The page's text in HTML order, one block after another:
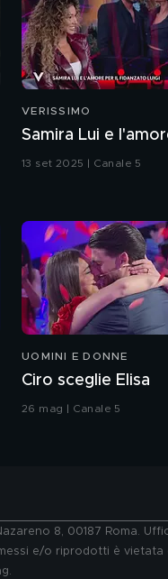
VERISSIMO
Samira Lui e
13 set 2025 | Canale 5
UOMINI E DONNE
Ciro sceglie Elisa
26 mag | Canale 5
8, 00187 Roma.
e/o riprodotti è